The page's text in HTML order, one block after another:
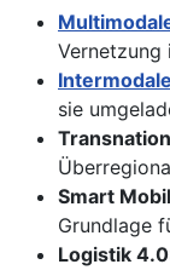
Vernetzung
sie
Smart
Grundlage
Logistik